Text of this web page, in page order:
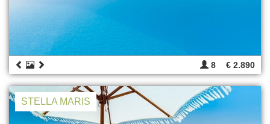
8 € 2.890
STELLA MARIS